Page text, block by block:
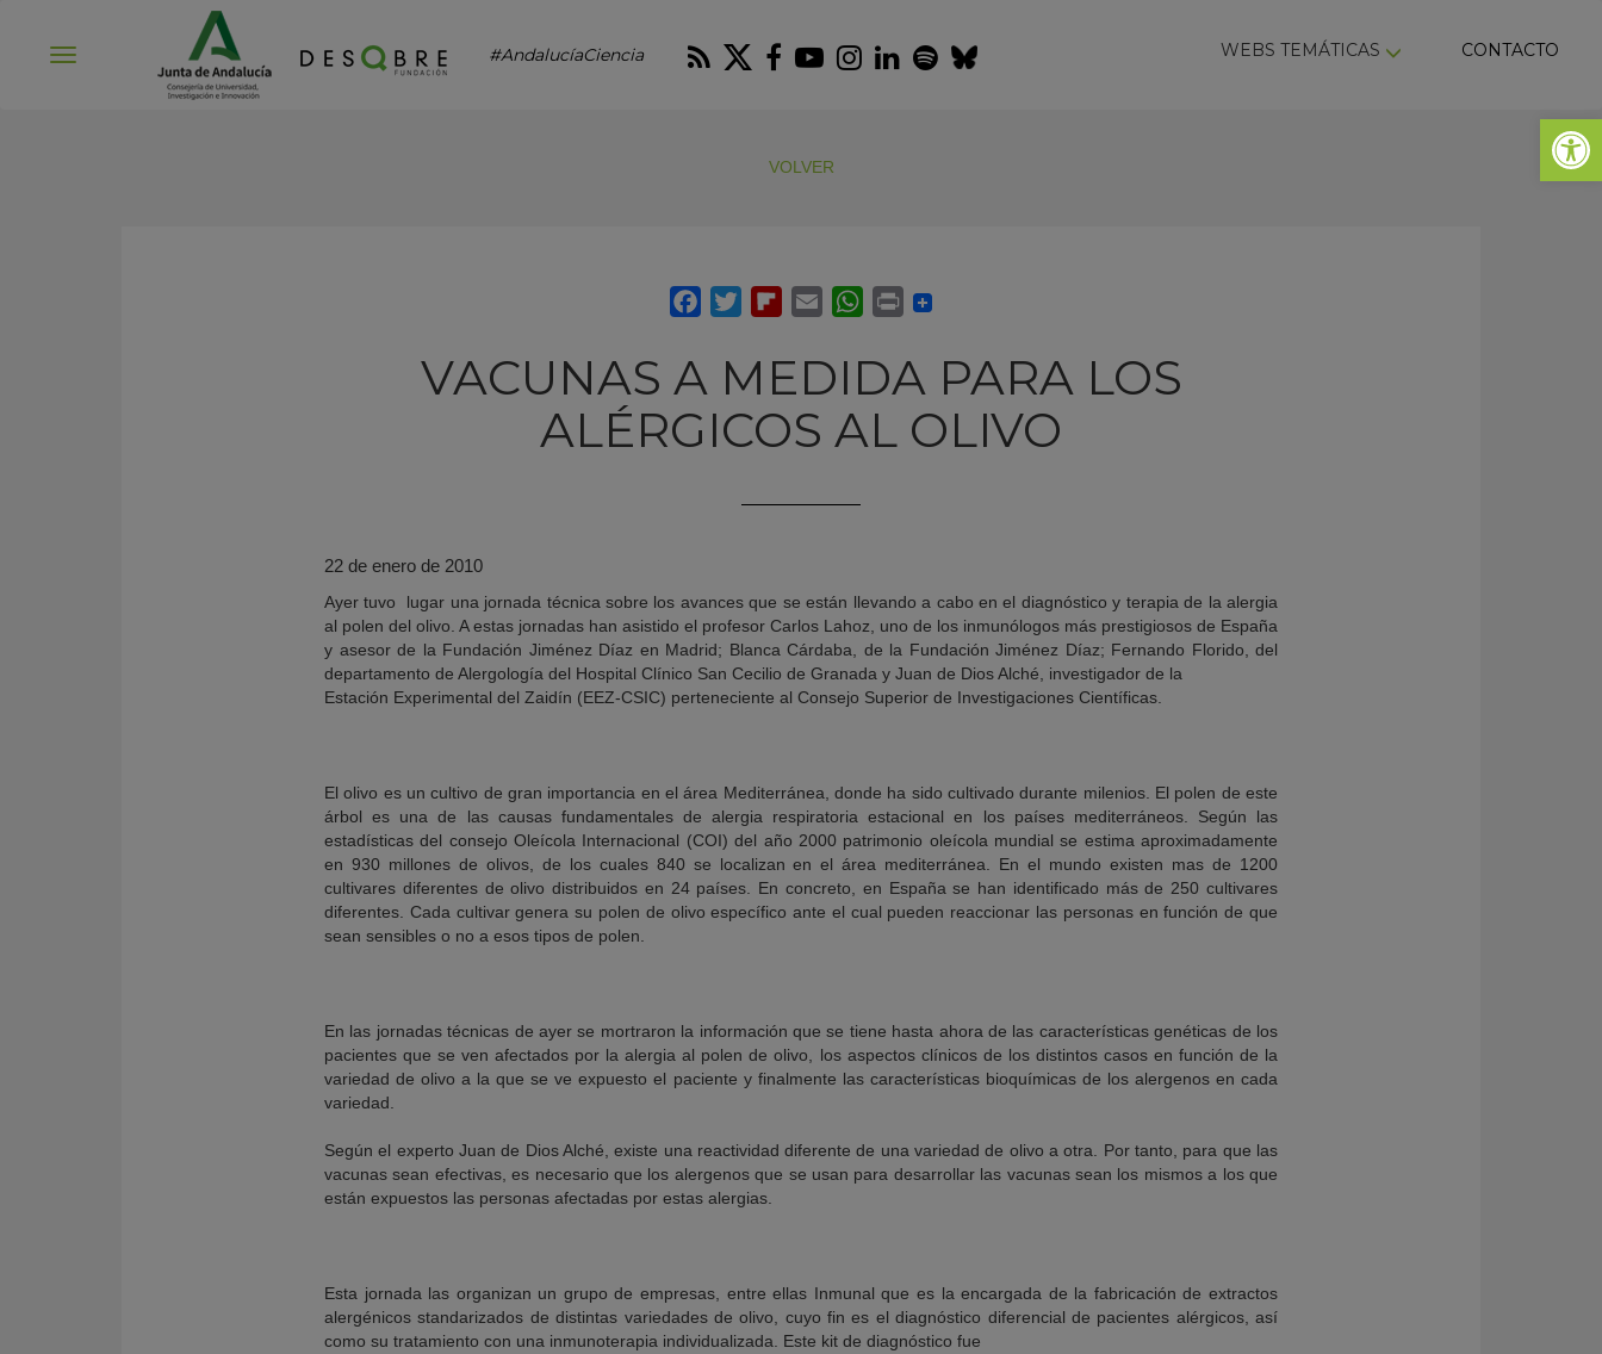
Abrir
#AndalucíaCiencia RSS Twitter
Facebook
Youtube
Instagram
LinkedIn
Spotify
Bluesky WEBS TEMÁTICAS CONTACTO
VOLVER
VACUNAS A MEDIDA PARA LOS
ALÉRGICOS AL OLIVO
22 de enero de 2010
Ayer tuvo lugar una jornada técnica sobre los avances que se están llevando a cabo en el diagnóstico y terapia de la alergia
al polen del olivo. A estas jornadas han asistido el profesor Carlos Lahoz, uno de los inmunólogos más prestigiosos de España
y asesor de la Fundación Jiménez Díaz en Madrid; Blanca Cárdaba, de la Fundación Jiménez Díaz; Fernando Florido, del
departamento de Alergología del Hospital Clínico San Cecilio de Granada y Juan de Dios Alché, investigador de la
Estación Experimental del Zaidín (EEZ-CSIC) perteneciente al Consejo Superior de Investigaciones Científicas.
El olivo es un cultivo de gran importancia en el área Mediterránea, donde ha sido cultivado durante milenios. El polen de este
árbol es una de las causas fundamentales de alergia respiratoria estacional en los países mediterráneos. Según las
estadísticas del consejo Oleícola Internacional (COI) del año 2000 patrimonio oleícola mundial se estima aproximadamente
en 930 millones de olivos, de los cuales 840 se localizan en el área mediterránea. En el mundo existen mas de 1200
cultivares diferentes de olivo distribuidos en 24 países. En concreto, en España se han identificado más de 250 cultivares
diferentes. Cada cultivar genera su polen de olivo específico ante el cual pueden reaccionar las personas en función de que
sean sensibles o no a esos tipos de polen.
En las jornadas técnicas de ayer se mortraron la información que se tiene hasta ahora de las características genéticas de los
pacientes que se ven afectados por la alergia al polen de olivo, los aspectos clínicos de los distintos casos en función de la
variedad de olivo a la que se ve expuesto el paciente y finalmente las características bioquímicas de los alergenos en cada
variedad.
Según el experto Juan de Dios Alché, existe una reactividad diferente de una variedad de olivo a otra. Por tanto, para que las
vacunas sean efectivas, es necesario que los alergenos que se usan para desarrollar las vacunas sean los mismos a los que
están expuestos las personas afectadas por estas alergias.
Esta jornada las organizan un grupo de empresas, entre ellas Inmunal que es la encargada de la fabricación de extractos
alergénicos standarizados de distintas variedades de olivo, cuyo fin es el diagnóstico diferencial de pacientes alérgicos, así
como su tratamiento con una inmunoterapia individualizada. Este kit de diagnóstico fue